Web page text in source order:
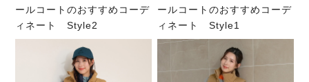
ールコートのおすすめコーデ
ィネート Style2
ールコートのおすすめコーデ
ィネート Style1